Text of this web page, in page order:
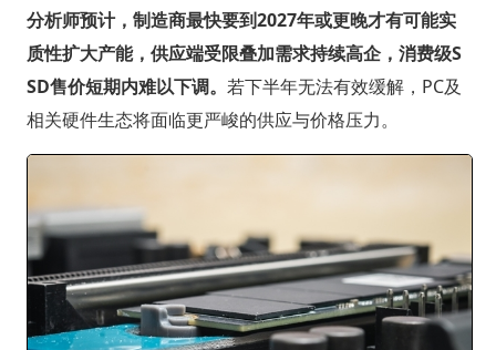
分析师预计，制造商最快要到2027年或更晚才有可能实
质性扩大产能，供应端受限叠加需求持续高企，消费级S
SD售价短期内难以下调。 若下半年无法有效缓解，PC及
相关硬件生态将面临更严峻的供应与价格压力。